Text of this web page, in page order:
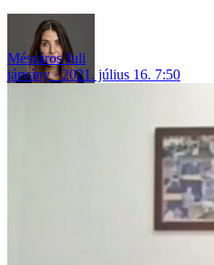
Mészáros Juli
járvány
2021. július 16. 7:50